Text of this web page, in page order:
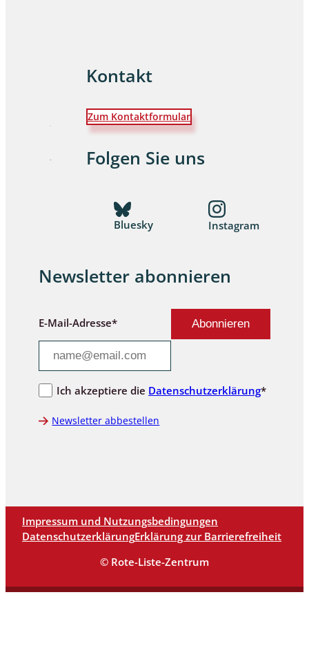
Kontakt
Zum Kontaktformular
Folgen Sie uns
Bluesky Instagram
Newsletter abonnieren
E-Mail-Adresse*
Ich akzeptiere die Datenschutzerklärung*
Newsletter abbestellen
Impressum und Nutzungsbedingungen
DatenschutzerklärungErklärung zur Barrierefreiheit
© Rote-Liste-Zentrum